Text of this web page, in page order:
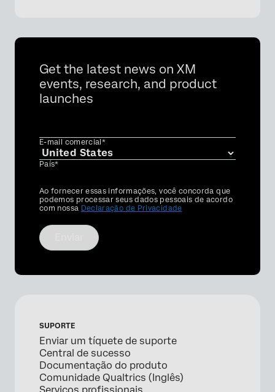
Get the latest news on XM
events, research, and product
launches
E-mail comercial*
País*
Privacy
Optin
Ao fornecer essas informações, você concorda que
podemos processar seus dados pessoais de acordo
com nossa Declaração de Privacidade
SUPORTE
Enviar um tíquete de suporte
Central de sucesso
Documentação do produto
Comunidade Qualtrics (Inglês)